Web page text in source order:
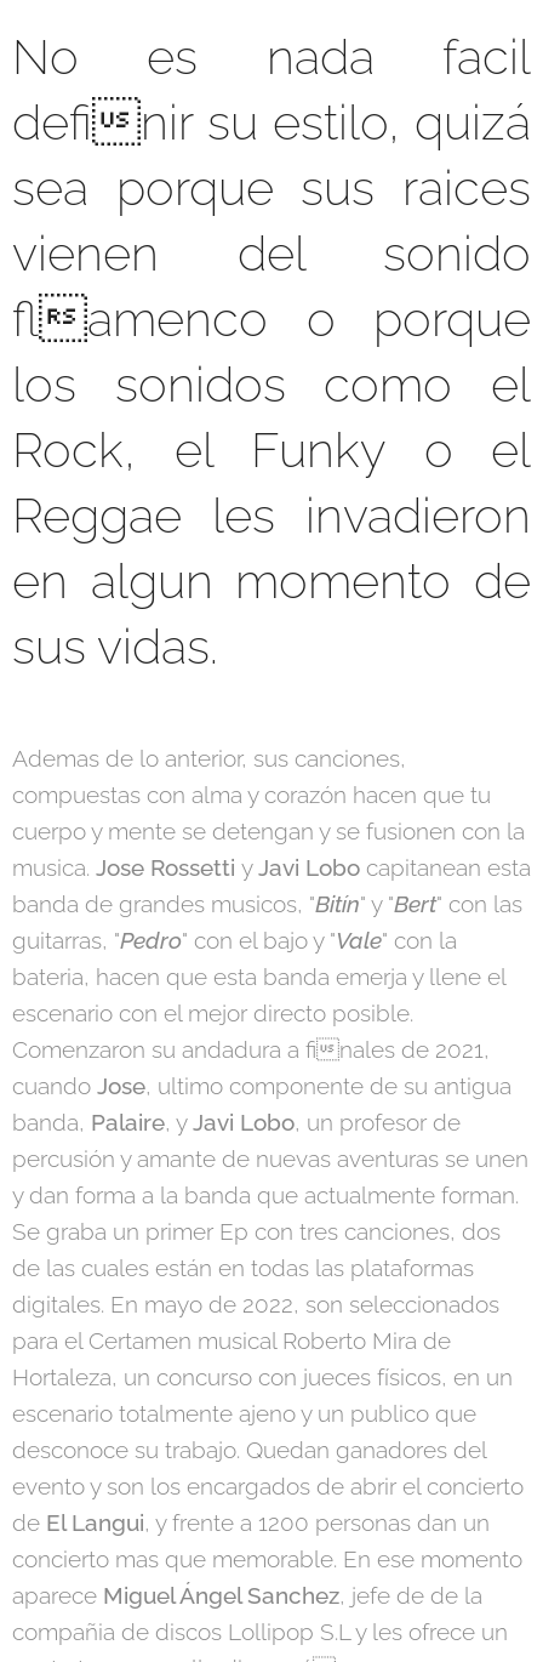
No es nada facil
definir su estilo, quizá
sea porque sus raices
vienen del sonido
flamenco o porque
los sonidos como el
Rock, el Funky o el
Reggae les invadieron
en algun momento de
sus vidas.
Ademas de lo anterior, sus canciones,
compuestas con alma y corazón hacen que tu
cuerpo y mente se detengan y se fusionen con la
musica. Jose Rossetti yJavi Lobo capitanean esta
banda de grandes musicos, "Bitín" y "Bert" con las
guitarras, "Pedro" con el bajo y "Vale" con la
bateria, hacen que esta banda emerja y llene el
escenario con el mejor directo posible.
Comenzaron su andadura a finales de 2021,
cuando Jose, ultimo componente de su antigua
banda, Palaire, yJavi Lobo, un profesor de
percusión y amante de nuevas aventuras se unen
y dan forma a la banda que actualmente forman.
Se graba un primer Ep con tres canciones, dos
de las cuales están en todas las plataformas
digitales. En mayo de 2022, son seleccionados
para el Certamen musical Roberto Mira de
Hortaleza, un concurso con jueces físicos, en un
escenario totalmente ajeno y un publico que
desconoce su trabajo. Quedan ganadores del
evento y son los encargados de abrir el concierto
de El Langui, y frente a 1200 personas dan un
concierto mas que memorable. En ese momento
aparece Miguel Ángel Sanchez, jefe de de la
compañia de discos Lollipop S.L y les ofrece un